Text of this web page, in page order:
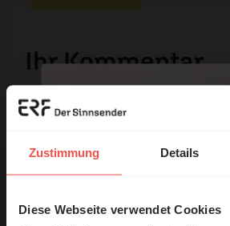
Zustimmung Details
Diese Webseite verwendet Cookies
Ihr Kommentar
© Ruth Schneider / ERF